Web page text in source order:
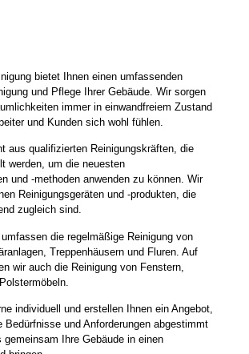
bietet Ihnen einen umfassenden
und Pflege Ihrer Gebäude. Wir sorgen
immer in einwandfreiem Zustand
und Kunden sich wohl fühlen.
aus qualifizierten Reinigungskräften, die
werden, um die neuesten
und -methoden anwenden zu können. Wir
Reinigungsgeräten und -produkten, die
zugleich sind.
die regelmäßige Reinigung von
Treppenhäusern und Fluren. Auf
wir auch die Reinigung von Fenstern,
individuell und erstellen Ihnen ein Angebot,
Bedürfnisse und Anforderungen abgestimmt
Ihre Gebäude in einen